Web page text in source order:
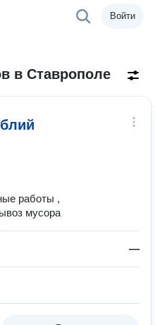
Войти
в Ставрополе
работы ,
мусора
—